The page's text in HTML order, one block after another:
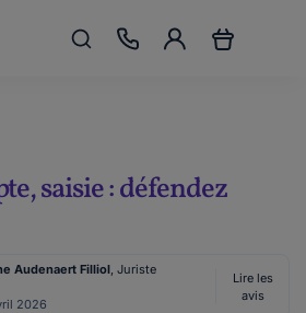
saisie : défendez
Audenaert Filliol, Juriste
2026
Lire les
avis